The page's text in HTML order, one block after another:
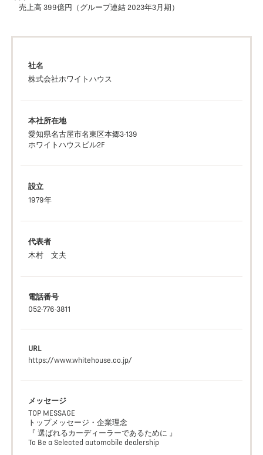
売上高 399億円（グループ連結 2023年3月期）
社名
株式会社ホワイトハウス
本社所在地
愛知県名古屋市名東区本郷3-139
ホワイトハウスビル2F
設立
1979年
代表者
木村 文夫
電話番号
052-776-3811
URL
https://www.whitehouse.co.jp/
メッセージ
TOP MESSAGE
トップメッセージ・企業理念
『 選ばれるカーディーラーであるために 』
To Be a Selected automobile dealership